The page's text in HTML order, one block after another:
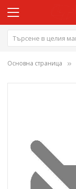
Основна страница
изображенията